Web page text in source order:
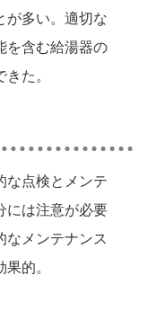
が多い。適切な
を含む給湯器の
た。
な点検とメンテ
には注意が必要
なメンテナンス
的。